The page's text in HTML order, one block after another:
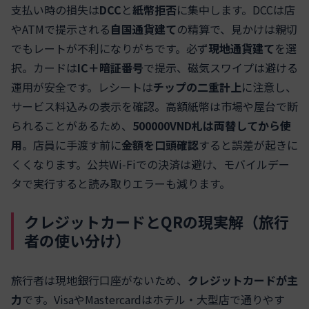
支払い時の損失はDCCと紙幣拒否に集中します。DCCは店
やATMで提示される自国通貨建ての精算で、見かけは親切
でもレートが不利になりがちです。必ず現地通貨建てを選
択。カードはIC＋暗証番号で提示、磁気スワイプは避ける
運用が安全です。レシートはチップの二重計上に注意し、
サービス料込みの表示を確認。高額紙幣は市場や屋台で断
られることがあるため、 500000VND札は両替してから使
用。店員に手渡す前に金額を口頭確認すると誤差が起きに
くくなります。公共Wi‑Fiでの決済は避け、モバイルデー
タで実行すると読み取りエラーも減ります。
クレジットカードとQRの現実解（旅行
者の使い分け）
旅行者は現地銀行口座がないため、 クレジットカードが主
力です。VisaやMastercardはホテル・大型店で通りやす